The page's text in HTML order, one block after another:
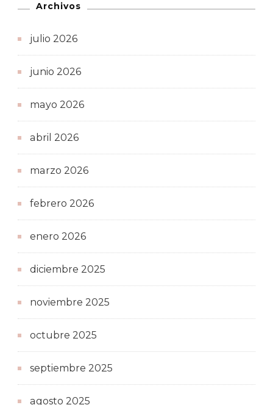
Archivos
julio 2026
junio 2026
mayo 2026
abril 2026
marzo 2026
febrero 2026
enero 2026
diciembre 2025
noviembre 2025
octubre 2025
septiembre 2025
agosto 2025